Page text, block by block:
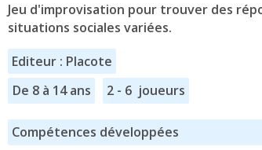
Jeu d'improvisation pour trouver des
situations sociales variées.
Editeur : Placote
De 8 à 14 ans
2 - 6 joueurs
Compétences développées